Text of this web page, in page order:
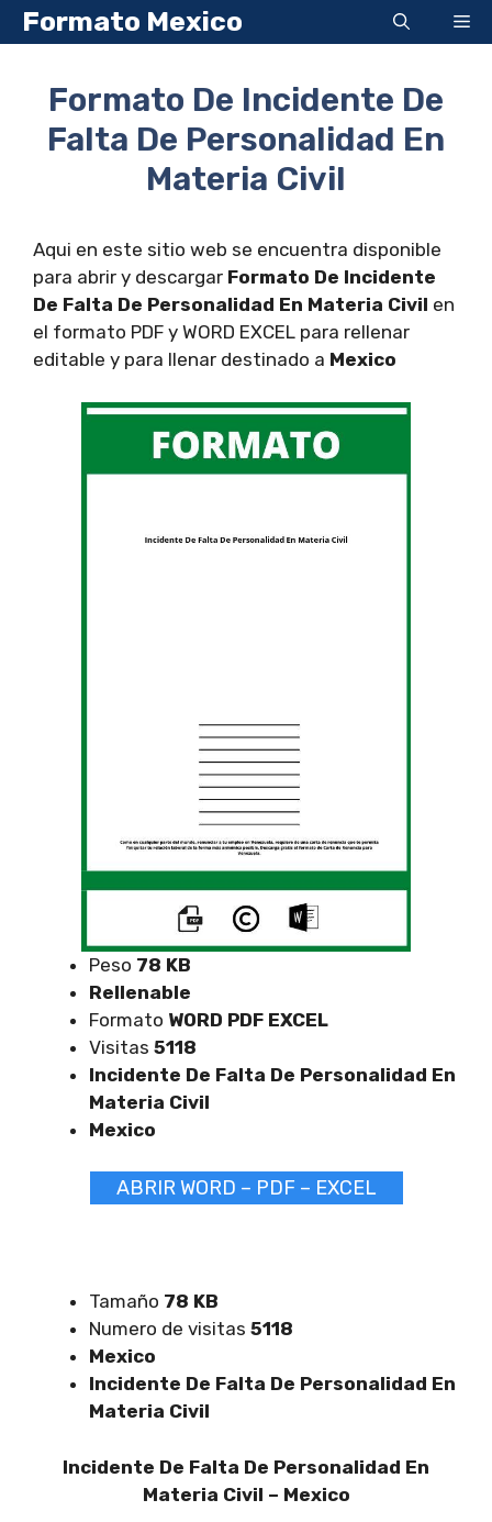
Saltar
al
Formato Mexico
Formato De Incidente De
Falta De Personalidad En
Materia Civil
Aqui en este sitio web se encuentra disponible
para abrir y descargar Formato De Incidente
De Falta De Personalidad En Materia Civil en
el formato PDF y WORD EXCEL para rellenar
editable y para llenar destinado a Mexico
Peso 78 KB
Rellenable
Formato WORD PDF EXCEL
Visitas 5118
Incidente De Falta De Personalidad En
Materia Civil
Mexico
ABRIR WORD – PDF – EXCEL
Tamaño 78 KB
Numero de visitas 5118
Mexico
Incidente De Falta De Personalidad En
Materia Civil
Incidente De Falta De Personalidad En
Materia Civil – Mexico